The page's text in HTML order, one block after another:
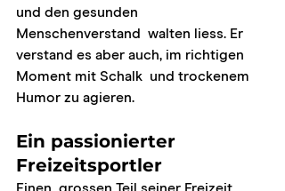
und den gesunden
Menschenverstand  walten liess. Er
verstand es aber auch, im richtigen
Moment mit Schalk  und trockenem
Humor zu agieren.
Ein passionierter
Freizeitsportler